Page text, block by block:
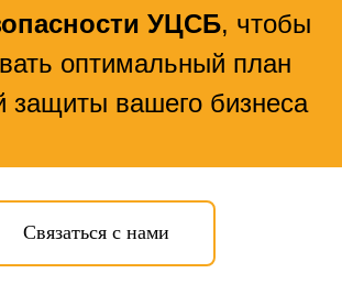
УЦСБ, чтобы
оптимальный план
защиты вашего бизнеса
Связаться с нами